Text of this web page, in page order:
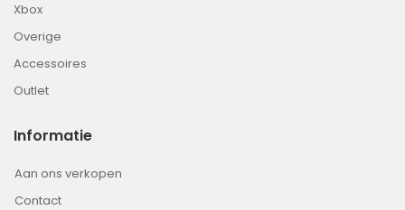
Xbox
Overige
Accessoires
Outlet
Informatie
Aan ons verkopen
Contact